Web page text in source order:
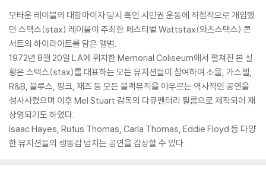
모타운 레이블의 대항마이자 당시 흑인 시민권 운동에 직접적으로 개입했
던 스택스(stax) 레이블이 주최한 페스티벌 Wattstax(와츠스택스) 콘
서트의 하이라이트를 담은 앨범.
1972년 8월 20일 LA에 위치한 Memorial Coliseum에서 펼쳐진 본 실
황은 스택스(stax)를 대표하는 모든 뮤지션들이 참여하며 소울, 가스펠,
R&B, 블루스, 펑크, 재즈 등 모든 블랙뮤직을 아우르는 역사적인 공연을
성사사켰으며 이후 Mel Stuart 감독의 다큐멘터리 필름으로 제작되어 재
상영되기도 하였다.
Isaac Hayes, Rufus Thomas, Carla Thomas, Eddie Floyd 등 다양
한 뮤지션들의 생동감 넘치는 공연을 감상할 수 있다.